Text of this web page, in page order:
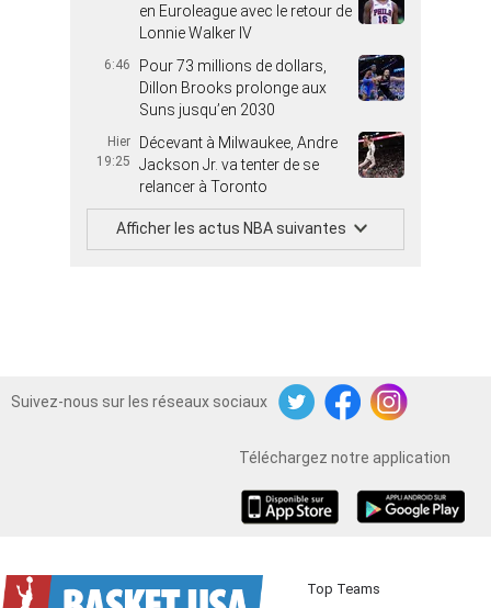
en Euroleague avec le retour de
Lonnie Walker IV
6:46
Pour 73 millions de dollars,
Dillon Brooks prolonge aux
Suns jusqu’en 2030
Hier
19:25
Décevant à Milwaukee, Andre
Jackson Jr. va tenter de se
relancer à Toronto
Afficher les actus NBA suivantes
Suivez-nous sur les réseaux sociaux
TwitterFacebookInstagram
Téléchargez notre application
Top Teams